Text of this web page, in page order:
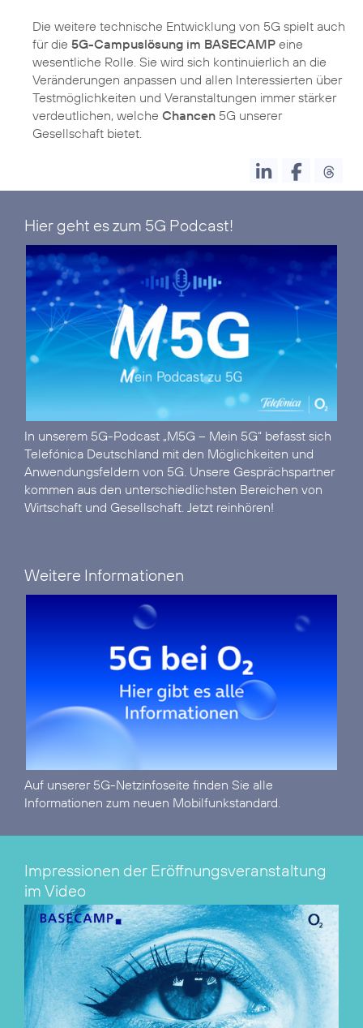
Die weitere technische Entwicklung von 5G spielt auch
für die 5G-Campuslösung im BASECAMP eine
wesentliche Rolle. Sie wird sich kontinuierlich an die
Veränderungen anpassen und allen Interessierten über
Testmöglichkeiten und Veranstaltungen immer stärker
verdeutlichen, welche Chancen 5G unserer
Gesellschaft bietet.
Hier geht es zum 5G Podcast!
In unserem 5G-Podcast „M5G – Mein 5G“ befasst sich
Telefónica Deutschland mit den Möglichkeiten und
Anwendungsfeldern von 5G. Unsere Gesprächspartner
kommen aus den unterschiedlichsten Bereichen von
Wirtschaft und Gesellschaft. Jetzt reinhören!
Weitere Informationen
Auf unserer 5G-Netzinfoseite finden Sie alle
Informationen zum neuen Mobilfunkstandard.
Impressionen der Eröffnungsveranstaltung
im Video